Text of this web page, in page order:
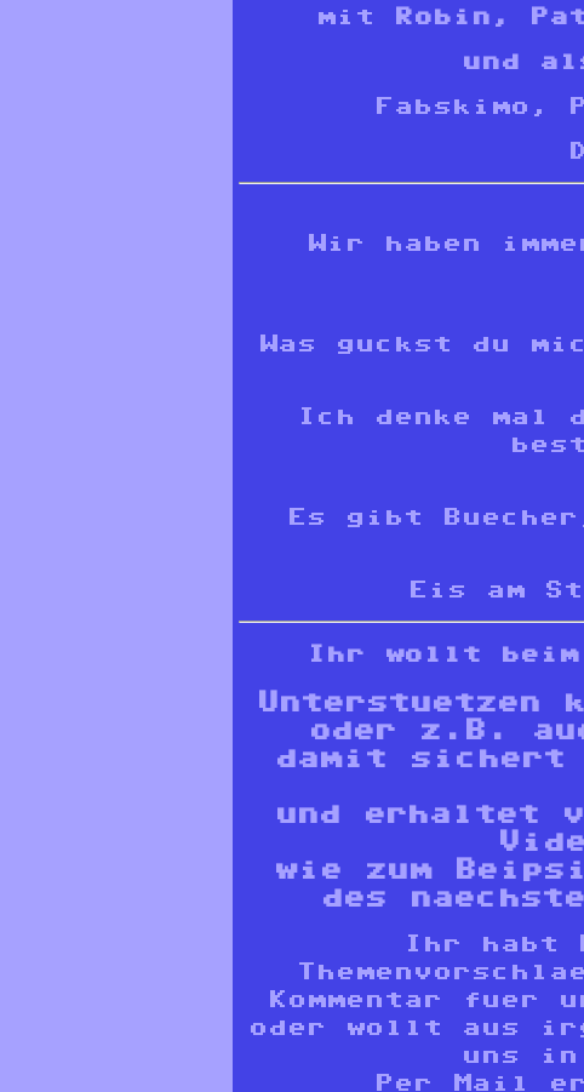
mit
Robin,
und
Fabskimo,
Wir haben
Was guckst du
Ich denke mal
Es gibt
Eis am
Ihr wollt beim
Unterstuetzen
oder z.B.
damit sichert
und erhaltet
wie zum
des
Ihr habt
Kommentar fuer
oder wollt aus
uns
Per Mail